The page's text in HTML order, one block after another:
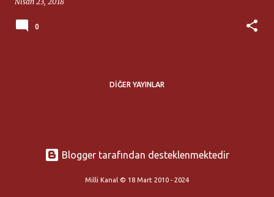
0
DIĞER YAYINLAR
Blogger tarafından desteklenmektedir
Milli Kanal © 18 Mart 2010 - 2024